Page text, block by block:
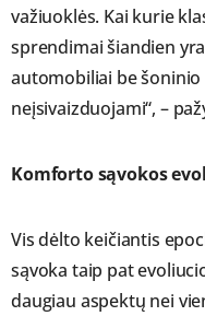
važiuoklės. Kai kurie
sprendimai šiandien
automobiliai be
neįsivaizduojami“, –
Komforto sąvokos
Vis dėlto keičiantis
sąvoka taip pat
daugiau aspektų nei